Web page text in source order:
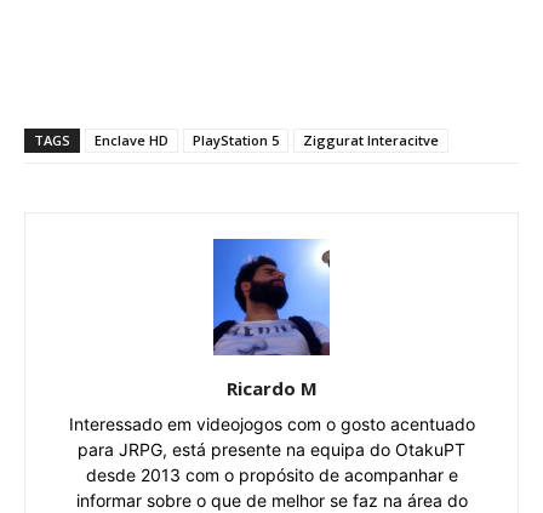
TAGS Enclave HD PlayStation 5 Ziggurat Interacitve
Ricardo M
Interessado em videojogos com o gosto acentuado
para JRPG, está presente na equipa do OtakuPT
desde 2013 com o propósito de acompanhar e
informar sobre o que de melhor se faz na área do